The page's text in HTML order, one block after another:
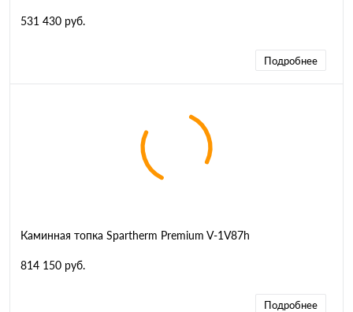
531 430 руб.
Подробнее
Каминная топка Spartherm Premium V-1V87h
814 150 руб.
Подробнее